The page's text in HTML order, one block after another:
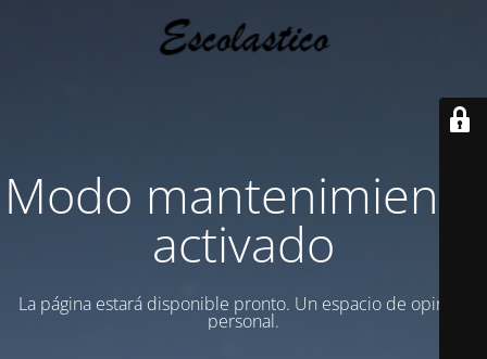
Modo mantenimiento
activado
La página estará disponible pronto. Un espacio de opinion
personal.